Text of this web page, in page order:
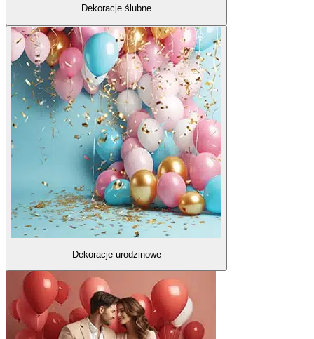
Dekoracje ślubne
Dekoracje urodzinowe